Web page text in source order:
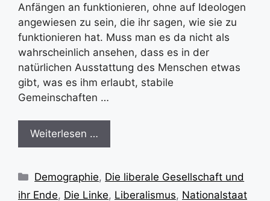
Anfängen an funktionieren, ohne auf Ideologen
angewiesen zu sein, die ihr sagen, wie sie zu
funktionieren hat. Muss man es da nicht als
wahrscheinlich ansehen, dass es in der
natürlichen Ausstattung des Menschen etwas
gibt, was es ihm erlaubt, stabile
Gemeinschaften …
Weiterlesen …
Kategorien
Demographie, Die liberale Gesellschaft und
ihr Ende, Die Linke, Liberalismus, Nationalstaat